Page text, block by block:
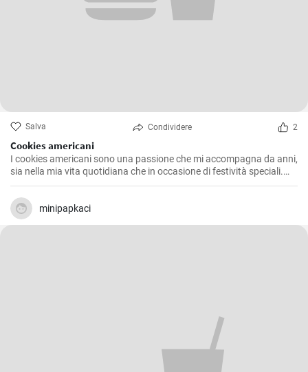
Salva Condividere 2
Cookies americani
I cookies americani sono una passione che mi accompagna da anni,
sia nella mia vita quotidiana che in occasione di festività speciali.
Questa ricetta che voglio condividere con voi è l'espressione di
numerosi esperimenti in cucina, alla ricerca della consistenza e del
sapore perfetti. Dopo aver provato diverse varianti, ho deciso di
offrire la mia versione che combina l'esclusiva morbidezza interna e
minipapkaci